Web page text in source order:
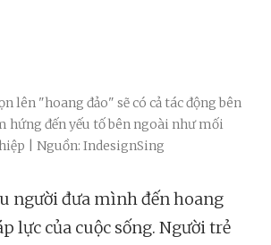
lên "hoang đảo" sẽ có cả tác động bên
hứng đến yếu tố bên ngoài như mối
| Nguồn: IndesignSing
người đưa mình đến hoang
lực của cuộc sống. Người trẻ